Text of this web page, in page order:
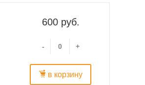
600 руб.
- +
в корзину